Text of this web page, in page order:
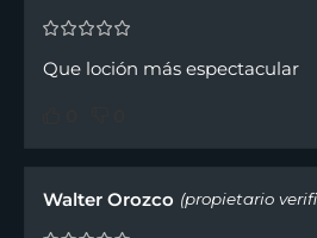
Que loción más espectacular
Walter Orozco (propietario